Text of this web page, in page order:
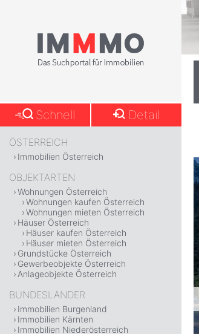
Schnell Detail
ÖSTERREICH
Immobilien Österreich
OBJEKTARTEN
Wohnungen Österreich
Wohnungen kaufen Österreich
Wohnungen mieten Österreich
Häuser Österreich
Häuser kaufen Österreich
Häuser mieten Österreich
Grundstücke Österreich
Gewerbeobjekte Österreich
Anlageobjekte Österreich
BUNDESLÄNDER
Immobilien Burgenland
Immobilien Kärnten
Immobilien Niederösterreich